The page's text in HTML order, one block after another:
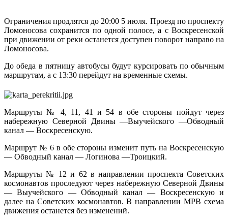
Ограничения продлятся до 20:00 5 июля. Проезд по проспекту
Ломоносова сохранится по одной полосе, а с Воскресенской
при движении от реки останется доступен поворот направо на
Ломоносова.
До обеда в пятницу автобусы будут курсировать по обычным
маршрутам, а с 13:30 перейдут на временные схемы.
Маршруты № 4, 11, 41 и 54 в обе стороны пойдут через
набережную Северной Двины —Выучейского —Обводный
канал — Воскресенскую.
Маршрут № 6 в обе стороны изменит путь на Воскресенскую
— Обводный канал — Логинова —Троицкий.
Маршруты № 12 и 62 в направлении проспекта Советских
космонавтов проследуют через набережную Северной Двины
— Выучейского — Обводный канал — Воскресенскую и
далее на Советских космонавтов. В направлении МРВ схема
движения останется без изменений.